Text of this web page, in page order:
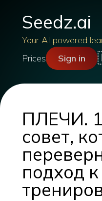
Seedz.ai
Your AI powered
Prices
Sign in
ПЛЕЧИ.
совет,
подход к